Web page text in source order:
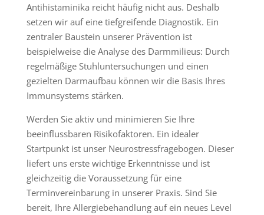
Antihistaminika reicht häufig nicht aus. Deshalb
setzen wir auf eine tiefgreifende Diagnostik. Ein
zentraler Baustein unserer Prävention ist
beispielweise die Analyse des Darmmilieus: Durch
regelmäßige Stuhluntersuchungen und einen
gezielten Darmaufbau können wir die Basis Ihres
Immunsystems stärken.
Werden Sie aktiv und minimieren Sie Ihre
beeinflussbaren Risikofaktoren. Ein idealer
Startpunkt ist unser Neurostressfragebogen. Dieser
liefert uns erste wichtige Erkenntnisse und ist
gleichzeitig die Voraussetzung für eine
Terminvereinbarung in unserer Praxis. Sind Sie
bereit, Ihre Allergiebehandlung auf ein neues Level